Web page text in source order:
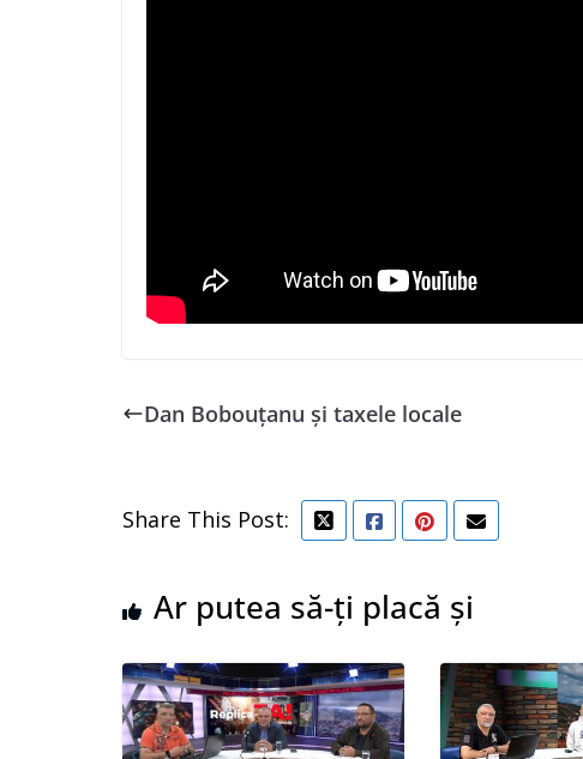
Dan Bobouțanu și taxele locale
Share This Post:
Ar putea să-ți placă și